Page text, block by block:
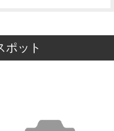
ポット